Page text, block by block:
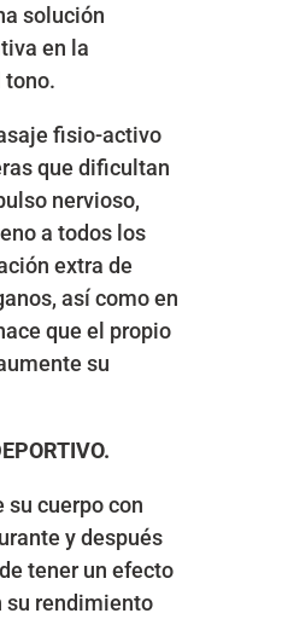
solución
en la
tono.
fisio-activo
que dificultan
nervioso,
a todos los
extra de
así como en
que el propio
su
su cuerpo con
y después
tener un efecto
su rendimiento